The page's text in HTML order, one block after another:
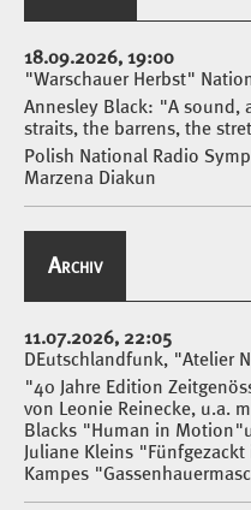
18.09.2026, 19:00
"Warschauer Herbst"
Annesley Black: "A sound,
straits, the barrens, the
Polish National Radio
Marzena Diakun
Archiv
11.07.2026, 22:05
DEutschlandfunk, "Atelier
"40 Jahre Edition
von Leonie Reinecke, u.a.
Blacks "Human in
Juliane Kleins
Kampes